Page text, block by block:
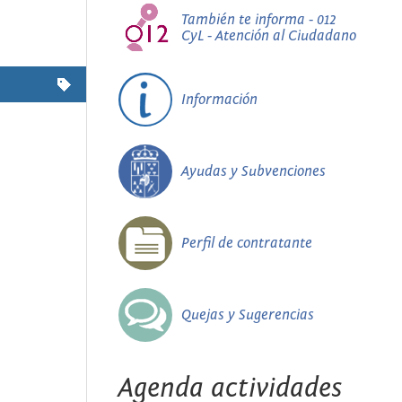
También te informa - 012
CyL - Atención al Ciudadano
Información
Ayudas y Subvenciones
Perfil de contratante
Quejas y Sugerencias
Agenda actividades